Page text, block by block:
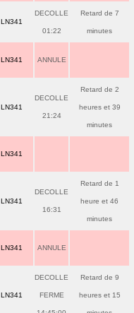
LN341
DECOLLE
01:22
Retard de 7
minutes
LN341 ANNULE
LN341
DECOLLE
21:24
Retard de 2
heures et 39
minutes
LN341
LN341
DECOLLE
16:31
Retard de 1
heure et 46
minutes
LN341 ANNULE
LN341
DECOLLE
FERME
Retard de 9
heures et 15